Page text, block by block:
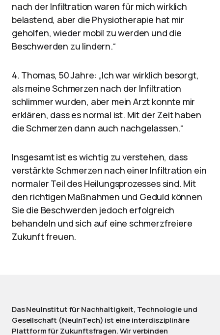
nach der Infiltration waren für mich wirklich
belastend, aber die Physiotherapie hat mir
geholfen, wieder mobil zu werden und die
Beschwerden zu lindern.“
4. Thomas, 50 Jahre: „Ich war wirklich besorgt,
als meine Schmerzen nach der Infiltration
schlimmer wurden, aber mein Arzt konnte mir
erklären, dass es normal ist. Mit der Zeit haben
die Schmerzen dann auch nachgelassen.“
Insgesamt ist es wichtig zu verstehen, dass
verstärkte Schmerzen nach einer Infiltration ein
normaler Teil des Heilungsprozesses sind. Mit
den richtigen Maßnahmen und Geduld können
Sie die Beschwerden jedoch erfolgreich
behandeln und sich auf eine schmerzfreiere
Zukunft freuen.
Das NeuInstitut für Nachhaltigkeit, Technologie und
Gesellschaft (NeuInTech) ist eine interdisziplinäre
Plattform für Zukunftsfragen. Wir verbinden